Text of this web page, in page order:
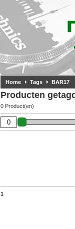
Home Tags BAR17
Producten
0 Product(en)
1